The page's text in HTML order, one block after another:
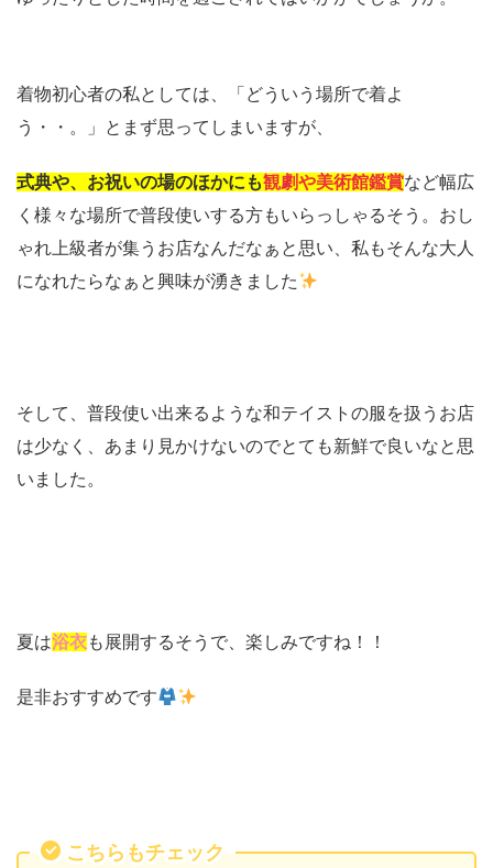
着物初心者の私としては、「どういう場所で着よ
う・・。」とまず思ってしまいますが、
式典や、お祝いの場のほかにも観劇や美術館鑑賞など幅広
く様々な場所で普段使いする方もいらっしゃるそう。おし
ゃれ上級者が集うお店なんだなぁと思い、私もそんな大人
になれたらなぁと興味が湧きました
そして、普段使い出来るような和テイストの服を扱うお店
は少なく、あまり見かけないのでとても新鮮で良いなと思
いました。
夏は浴衣も展開するそうで、楽しみですね！！
是非おすすめです
こちらもチェック